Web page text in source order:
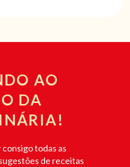
AO
DA
todas as
de receitas